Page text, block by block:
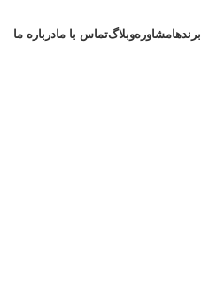
برندهامشاورهوبلاگتماس با مادرباره ما